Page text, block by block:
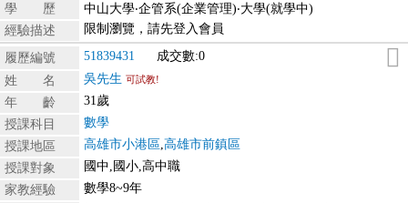
學 歷
中山大學‧企管系(企業管理)‧大學(就學中)
經驗描述
限制瀏覽，請先登入會員
履歷編號 51839431
成交數:0
姓 名
吳先生 可試教!
年 齡
31歲
授課科目
數學
授課地區
高雄市小港區 高雄市前鎮區
授課對象
國中,國小,高中職
家教經驗
數學8~9年